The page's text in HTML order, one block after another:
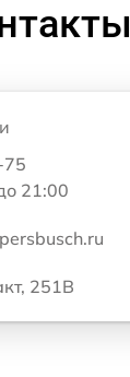
75
21:00
251В